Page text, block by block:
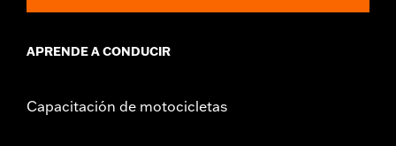
APRENDE A CONDUCIR
Capacitación de motocicletas